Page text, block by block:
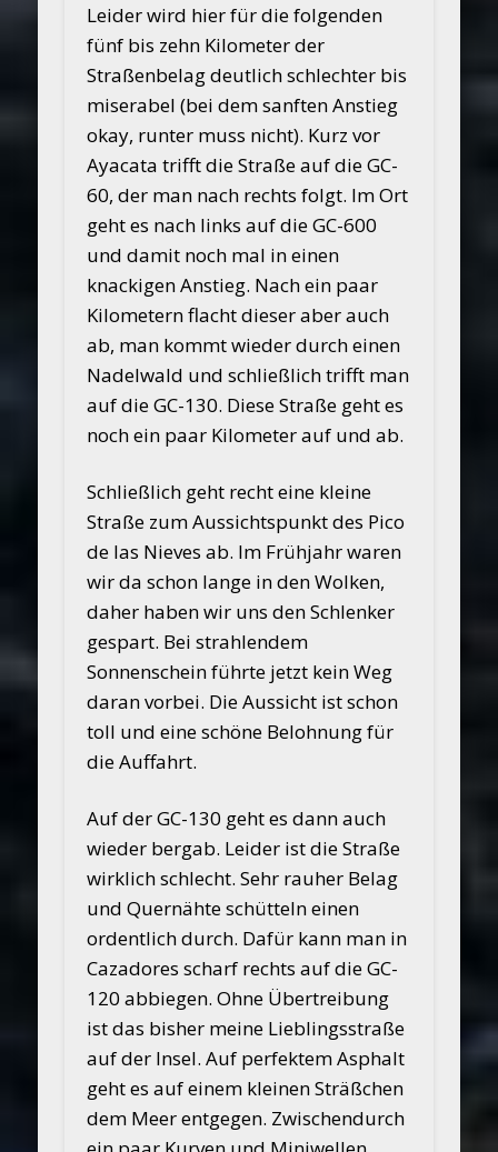
Leider wird hier für die folgenden
fünf bis zehn Kilometer der
Straßenbelag deutlich schlechter bis
miserabel (bei dem sanften Anstieg
okay, runter muss nicht). Kurz vor
Ayacata trifft die Straße auf die GC-
60, der man nach rechts folgt. Im Ort
geht es nach links auf die GC-600
und damit noch mal in einen
knackigen Anstieg. Nach ein paar
Kilometern flacht dieser aber auch
ab, man kommt wieder durch einen
Nadelwald und schließlich trifft man
auf die GC-130. Diese Straße geht es
noch ein paar Kilometer auf und ab.
Schließlich geht recht eine kleine
Straße zum Aussichtspunkt des Pico
de las Nieves ab. Im Frühjahr waren
wir da schon lange in den Wolken,
daher haben wir uns den Schlenker
gespart. Bei strahlendem
Sonnenschein führte jetzt kein Weg
daran vorbei. Die Aussicht ist schon
toll und eine schöne Belohnung für
die Auffahrt.
Auf der GC-130 geht es dann auch
wieder bergab. Leider ist die Straße
wirklich schlecht. Sehr rauher Belag
und Quernähte schütteln einen
ordentlich durch. Dafür kann man in
Cazadores scharf rechts auf die GC-
120 abbiegen. Ohne Übertreibung
ist das bisher meine Lieblingsstraße
auf der Insel. Auf perfektem Asphalt
geht es auf einem kleinen Sträßchen
dem Meer entgegen. Zwischendurch